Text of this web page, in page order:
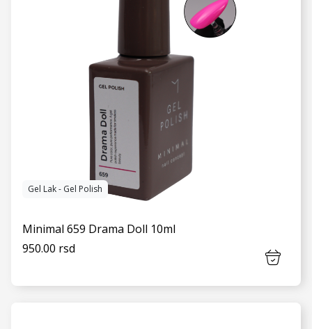
Gel Lak - Gel Polish
Minimal 659 Drama Doll 10ml
950.00 rsd